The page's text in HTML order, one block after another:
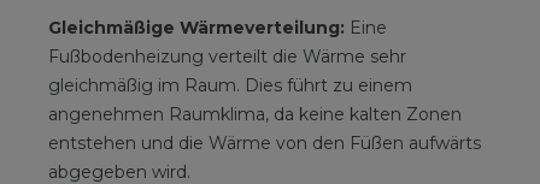
Gleichmäßige Wärmeverteilung: Eine
Fußbodenheizung verteilt die Wärme sehr
gleichmäßig im Raum. Dies führt zu einem
angenehmen Raumklima, da keine kalten Zonen
entstehen und die Wärme von den Füßen aufwärts
abgegeben wird.